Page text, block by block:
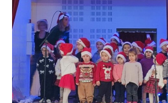
Noël